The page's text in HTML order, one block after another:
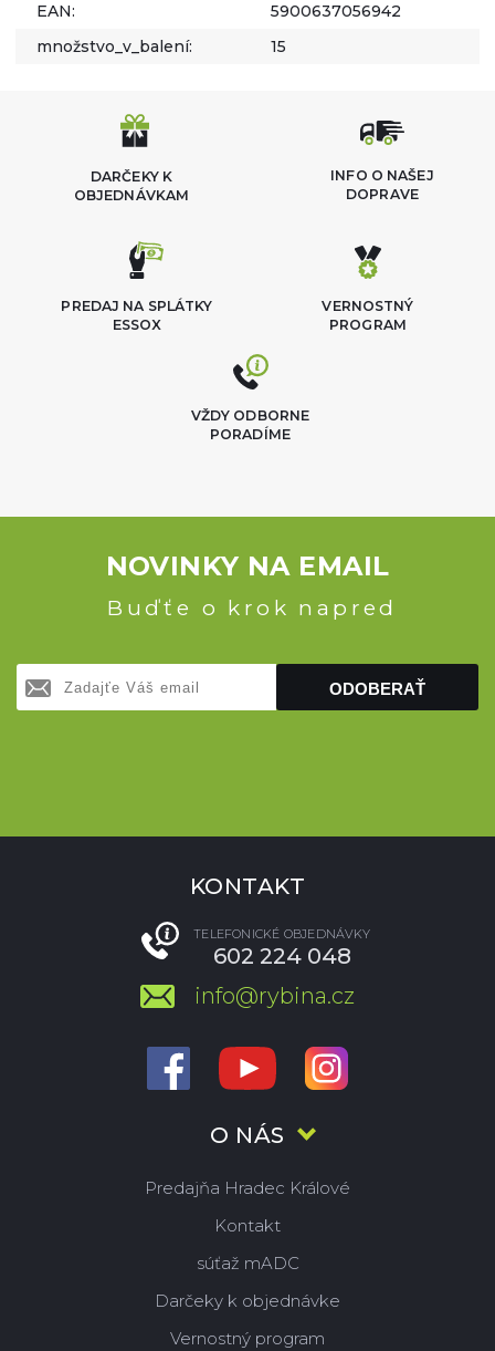
EAN:
5900637056942
množstvo_v_balení:
15
DARČEKY K
OBJEDNÁVKAM
INFO O NAŠEJ
DOPRAVE
VERNOSTNÝ
PROGRAM
PREDAJ NA SPLÁTKY
ESSOX
VŽDY ODBORNE
PORADÍME
NOVINKY NA EMAIL
Buďťe o krok napred
ODOBERAŤ
O NÁS
Predajňa Hradec Králové
Kontakt
súťaž mADC
Darčeky k objednávke
Vernostný program
KONTAKT
TELEFONICKÉ OBJEDNÁVKY
602 224 048
info@rybina.cz